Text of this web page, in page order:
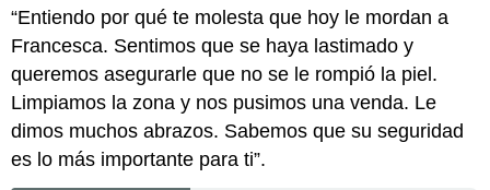
“Entiendo por qué te molesta que hoy le mordan a
Francesca. Sentimos que se haya lastimado y
queremos asegurarle que no se le rompió la piel.
Limpiamos la zona y nos pusimos una venda. Le
dimos muchos abrazos. Sabemos que su seguridad
es lo más importante para ti”.